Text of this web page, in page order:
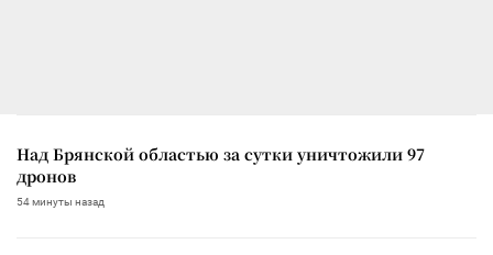
Над Брянской областью за сутки уничтожили 97
дронов
54 минуты назад